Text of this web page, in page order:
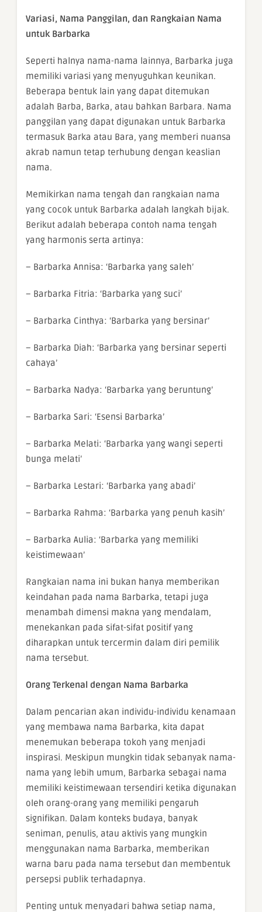
Variasi, Nama Panggilan, dan Rangkaian Nama
untuk Barbarka
Seperti halnya nama-nama lainnya, Barbarka juga
memiliki variasi yang menyuguhkan keunikan.
Beberapa bentuk lain yang dapat ditemukan
adalah Barba, Barka, atau bahkan Barbara. Nama
panggilan yang dapat digunakan untuk Barbarka
termasuk Barka atau Bara, yang memberi nuansa
akrab namun tetap terhubung dengan keaslian
nama.
Memikirkan nama tengah dan rangkaian nama
yang cocok untuk Barbarka adalah langkah bijak.
Berikut adalah beberapa contoh nama tengah
yang harmonis serta artinya:
– Barbarka Annisa: ‘Barbarka yang saleh’
– Barbarka Fitria: ‘Barbarka yang suci’
– Barbarka Cinthya: ‘Barbarka yang bersinar’
– Barbarka Diah: ‘Barbarka yang bersinar seperti
cahaya’
– Barbarka Nadya: ‘Barbarka yang beruntung’
– Barbarka Sari: ‘Esensi Barbarka’
– Barbarka Melati: ‘Barbarka yang wangi seperti
bunga melati’
– Barbarka Lestari: ‘Barbarka yang abadi’
– Barbarka Rahma: ‘Barbarka yang penuh kasih’
– Barbarka Aulia: ‘Barbarka yang memiliki
keistimewaan’
Rangkaian nama ini bukan hanya memberikan
keindahan pada nama Barbarka, tetapi juga
menambah dimensi makna yang mendalam,
menekankan pada sifat-sifat positif yang
diharapkan untuk tercermin dalam diri pemilik
nama tersebut.
Orang Terkenal dengan Nama Barbarka
Dalam pencarian akan individu-individu kenamaan
yang membawa nama Barbarka, kita dapat
menemukan beberapa tokoh yang menjadi
inspirasi. Meskipun mungkin tidak sebanyak nama-
nama yang lebih umum, Barbarka sebagai nama
memiliki keistimewaan tersendiri ketika digunakan
oleh orang-orang yang memiliki pengaruh
signifikan. Dalam konteks budaya, banyak
seniman, penulis, atau aktivis yang mungkin
menggunakan nama Barbarka, memberikan
warna baru pada nama tersebut dan membentuk
persepsi publik terhadapnya.
Penting untuk menyadari bahwa setiap nama,